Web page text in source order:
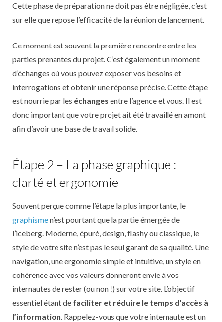
Cette phase de préparation ne doit pas être négligée, c’est
sur elle que repose l’efficacité de la réunion de lancement.
Ce moment est souvent la première rencontre entre les
parties prenantes du projet. C’est également un moment
d’échanges où vous pouvez exposer vos besoins et
interrogations et obtenir une réponse précise. Cette étape
est nourrie par les échanges entre l’agence et vous. Il est
donc important que votre projet ait été travaillé en amont
afin d’avoir une base de travail solide.
Étape 2 – La phase graphique :
clarté et ergonomie
Souvent perçue comme l’étape la plus importante, le
graphismen’est pourtant que la partie émergée de
l’iceberg. Moderne, épuré, design, flashy ou classique, le
style de votre site n’est pas le seul garant de sa qualité. Une
navigation, une ergonomie simple et intuitive, un style en
cohérence avec vos valeurs donneront envie à vos
internautes de rester (ou non !) sur votre site. L’objectif
essentiel étant de faciliter et réduire le temps d’accès à
l’information. Rappelez-vous que votre internaute est un